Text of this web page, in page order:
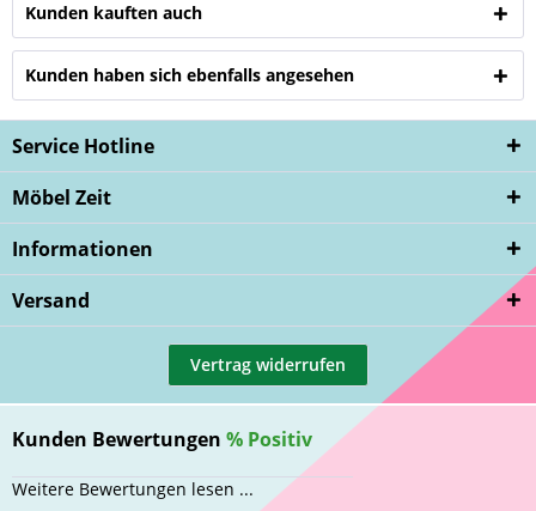
Kunden kauften auch
Kunden haben sich ebenfalls angesehen
Service Hotline
Möbel Zeit
Informationen
Versand
Vertrag widerrufen
Kunden Bewertungen % Positiv
Weitere Bewertungen lesen ...